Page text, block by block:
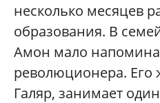
несколько месяцев
образования. В
Амон мало
революционера. Его
Галяр, занимает